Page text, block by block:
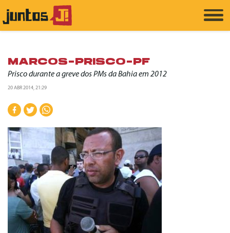
MARCOS-PRISCO-PF
Prisco durante a greve dos PMs da Bahia em 2012
20 ABR 2014, 21:29